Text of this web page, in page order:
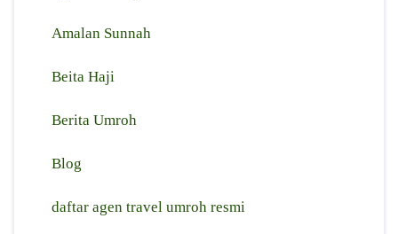
Amalan Sunnah
Beita Haji
Berita Umroh
Blog
daftar agen travel umroh resmi